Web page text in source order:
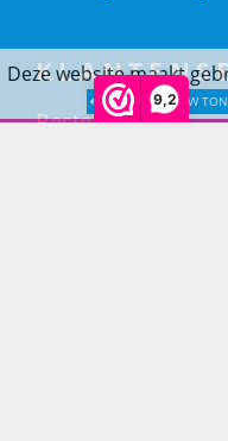
9,2
Deze website maakt
LATER OPNIEUW
Bestellen